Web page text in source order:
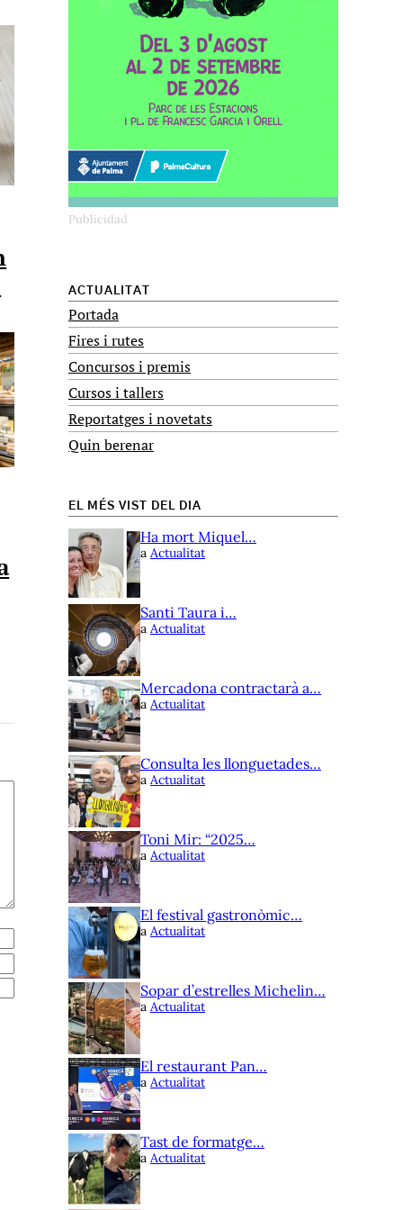
ACTUALITAT
Portada
Fires i rutes
Concursos i premis
Cursos i tallers
Reportatges i novetats
Quin berenar
EL MÉS VIST DEL DIA
Ha mort Miquel…
a Actualitat
Santi Taura i…
a Actualitat
Mercadona contractarà a…
a Actualitat
Consulta les llonguetades…
a Actualitat
Toni Mir: “2025…
a Actualitat
El festival gastronòmic…
a Actualitat
Sopar d’estrelles Michelin…
a Actualitat
El restaurant Pan…
a Actualitat
Tast de formatge…
a Actualitat